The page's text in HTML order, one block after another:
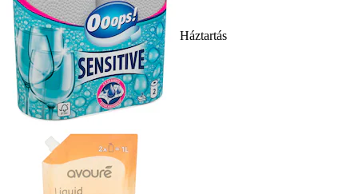
Háztartás